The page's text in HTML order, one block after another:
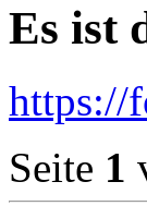
Es ist
https://
Seite 1